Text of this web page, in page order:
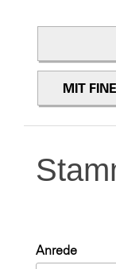
MIT
Anrede